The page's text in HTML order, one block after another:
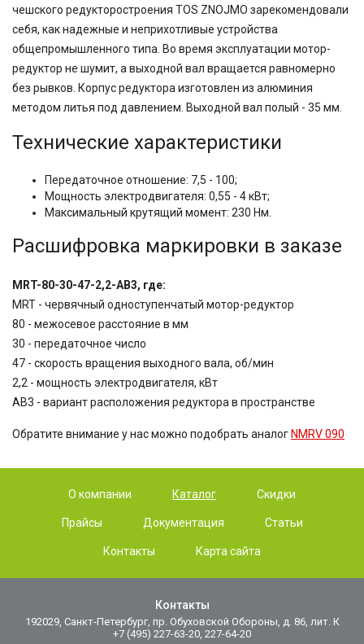
чешского редукторостроения TOS ZNOJMO зарекомендовали
себя, как надежные и неприхотливые устройства
общепромышленного типа. Во время эксплуатации мотор-
редуктор не шумит, а выходной вал вращается равномерно
без рывков. Корпус редуктора изготовлен из алюминия
методом литья под давлением. Выходной вал полый - 35 мм.
Технические характеристики
Передаточное отношение: 7,5 - 100;
Мощность электродвигателя: 0,55 - 4 кВт;
Максимальный крутящий момент: 230 Нм.
Расшифровка маркировки в заказе
MRT-80-30-47-2,2-AB3, где:
MRT - червячный одноступенчатый мотор-редуктор
80 - межосевое расстояние в мм
30 - передаточное число
47 - скорость вращения выходного вала, об/мин
2,2 - мощность электродвигателя, кВт
AB3 - вариант расположения редуктора в пространстве
Обратите внимание у нас можно подобрать аналог NMRV 090
О компании Каталог Скидки
Прайсы Документация Статьи
Контакты Карта сайта
Контакты
192029, Санкт-Петербург, пр. Обуховской Обороны, д. 86, лит. К
+7 (495) 227-63-20, 227-64-20